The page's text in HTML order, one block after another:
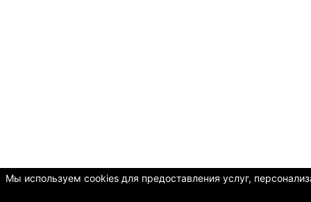
Мы используем cookies для предоставления услуг,